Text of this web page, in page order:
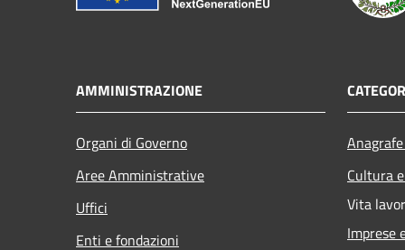
AMMINISTRAZIONE
Organi di Governo
Aree Amministrative
Uffici
Enti e fondazioni
Cultura
Vita
Imprese